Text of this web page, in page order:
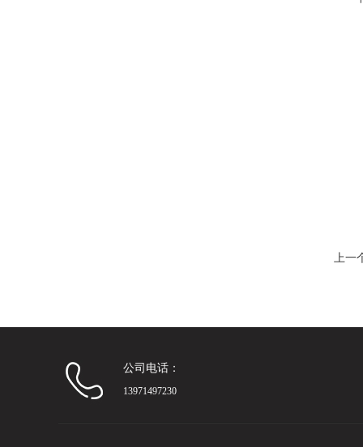
上一
公司电话：
13971497230